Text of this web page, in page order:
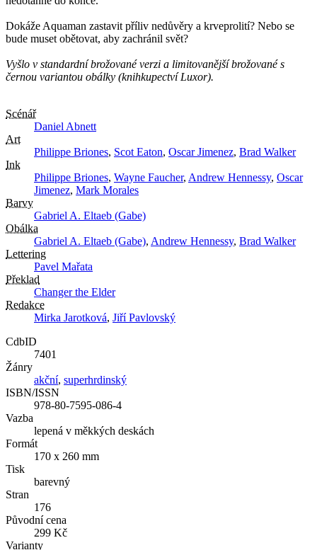
Dokáže Aquaman zastavit příliv nedůvěry a krveprolití? Nebo se
bude muset obětovat, aby zachránil svět?
Vyšlo v standardní brožované verzi a limitovanější brožované s
černou variantou obálky (knihkupectví Luxor).
Scénář
Daniel Abnett
Art
Philippe Briones, Scot Eaton, Oscar Jimenez, Brad Walker
Ink
Philippe Briones, Wayne Faucher, Andrew Hennessy, Oscar
Jimenez, Mark Morales
Barvy
Gabriel A. Eltaeb (Gabe)
Obálka
Gabriel A. Eltaeb (Gabe), Andrew Hennessy, Brad Walker
Lettering
Pavel Mařata
Překlad
Changer the Elder
Redakce
Mirka Jarotková, Jiří Pavlovský
CdbID
7401
Žánry
akční, superhrdinský
ISBN/ISSN
978-80-7595-086-4
Vazba
lepená v měkkých deskách
Formát
170 x 260 mm
Tisk
barevný
Stran
176
Původní cena
299 Kč
Varianty